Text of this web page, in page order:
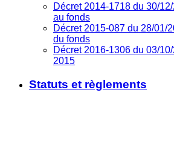
Décret 2014-1718 du 30/
au fonds
Décret 2015-087 du 28/01/
du fonds
Décret 2016-1306 du 03/
2015
Statuts et règlements